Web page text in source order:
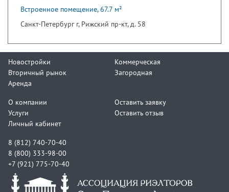
Встроенное помещение, 67.7 м²
Санкт-Петербург г, Рижский пр-кт, д. 58
Новостройки
Вторичный рынок
Аренда
Коммерческая
Загородная
О компании
Услуги
Личный кабинет
Оставить заявку
Оставить отзыв
8 (812) 740-70-40
8 (800) 333-98-00
+7 (921) 775-70-40